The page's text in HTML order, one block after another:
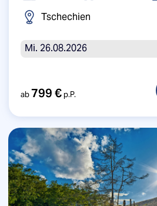
Tschechien
Mi. 26.08.2026
ab799 €p.P.